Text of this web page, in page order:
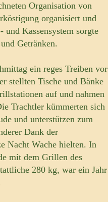
Organisation von
organisiert und
und Kassensystem sorgte
Getränken.
ein reges Treiben vor
stellten Tische und Bänke
auf und nahmen
Trachtler kümmerten sich
und unterstützen zum
Dank der
Nacht Wache hielten. In
mit dem Grillen des
280 kg, war ein Jahr